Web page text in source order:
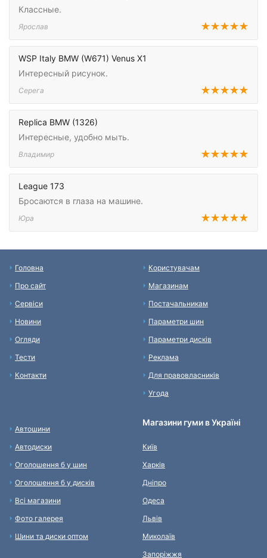
Классные.
Ярослав
WSP Italy BMW (W671) Venus X1
Интересный рисунок.
Серега
Replica BMW (1326)
Интересные, удобно мыть.
Владимир
League 173
Бросаются в глаза на машине.
Юра
Головна
Про сайт
Сервіси
Новини
Огляди
Тести
Контакти
Користувачам
Магазинам
Постачальникам
Параметри шин
Параметри дисків
Реклама
Для правовласників
Угода
Автошини
Автодиски
Оголошення б у шин
Оголошення б у дисків
Всі магазини
Фото галерея
Шини та диски оптом
Магазини гуми в Україні
Київ
Харків
Дніпро
Одеса
Львів
Миколаїв
Запоріжжя